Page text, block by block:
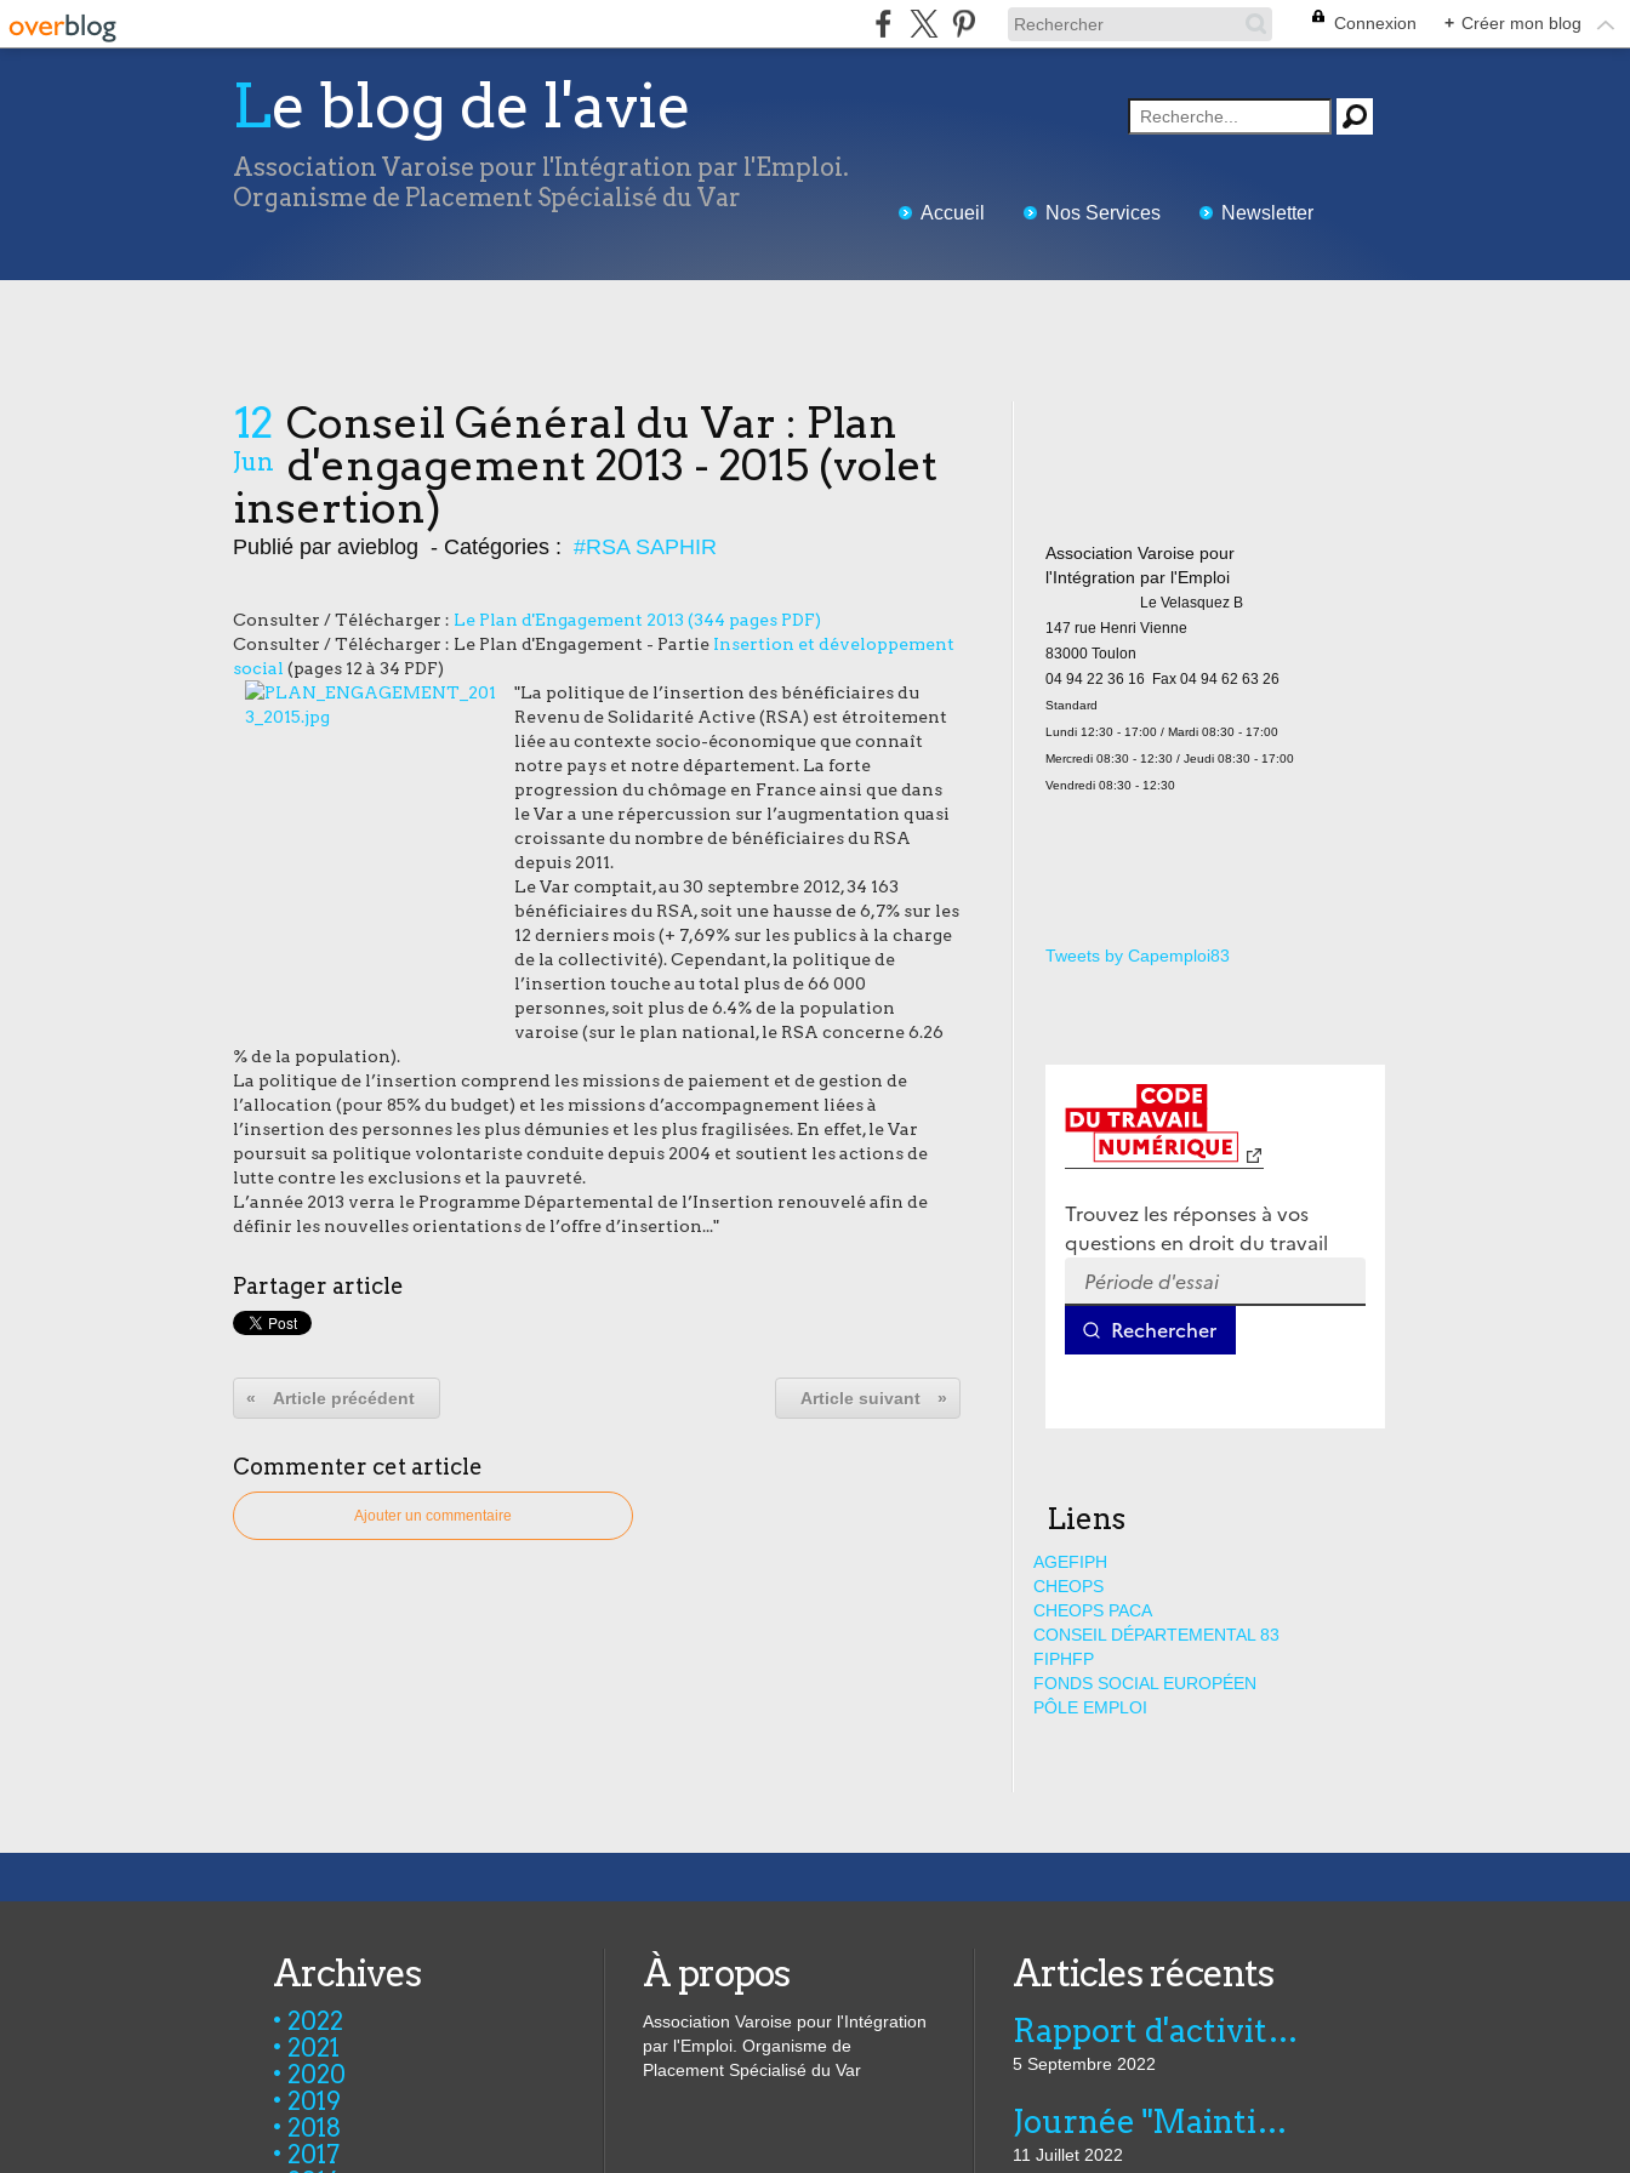
Connexion + Créer mon blog
Le blog de l'avie
Association Varoise pour l'Intégration par l'Emploi.
Organisme de Placement Spécialisé du Var
Accueil Nos Services Newsletter
12
Jun
Conseil Général du Var : Plan
d'engagement 2013 - 2015 (volet
insertion)
Publié par avieblog - Catégories : #RSA SAPHIR
Consulter / Télécharger : Le Plan d'Engagement 2013 (344 pages PDF)
Consulter / Télécharger : Le Plan d'Engagement - Partie Insertion et développement
social (pages 12 à 34 PDF)
"La politique de l’insertion des bénéficiaires du
Revenu de Solidarité Active (RSA) est étroitement
liée au contexte socio-économique que connaît
notre pays et notre département. La forte
progression du chômage en France ainsi que dans
le Var a une répercussion sur l’augmentation quasi
croissante du nombre de bénéficiaires du RSA
depuis 2011.
Le Var comptait, au 30 septembre 2012, 34 163
bénéficiaires du RSA, soit une hausse de 6,7% sur les
12 derniers mois (+ 7,69% sur les publics à la charge
de la collectivité). Cependant, la politique de
l’insertion touche au total plus de 66 000
personnes, soit plus de 6.4% de la population
varoise (sur le plan national, le RSA concerne 6.26
% de la population).
La politique de l’insertion comprend les missions de paiement et de gestion de
l’allocation (pour 85% du budget) et les missions d’accompagnement liées à
l’insertion des personnes les plus démunies et les plus fragilisées. En effet, le Var
poursuit sa politique volontariste conduite depuis 2004 et soutient les actions de
lutte contre les exclusions et la pauvreté.
L’année 2013 verra le Programme Départemental de l’Insertion renouvelé afin de
définir les nouvelles orientations de l’offre d’insertion..."
Partager article
« Article précédent Article suivant »
Commenter cet article
Ajouter un commentaire
Association Varoise pour
l'Intégration par l'Emploi
Le Velasquez B
147 rue Henri Vienne
83000 Toulon
04 94 22 36 16 Fax 04 94 62 63 26
Standard
Lundi 12:30 - 17:00 / Mardi 08:30 - 17:00
Mercredi 08:30 - 12:30 / Jeudi 08:30 - 17:00
Vendredi 08:30 - 12:30
Tweets by Capemploi83
Liens
AGEFIPH
CHEOPS
CHEOPS PACA
CONSEIL DÉPARTEMENTAL 83
FIPHFP
FONDS SOCIAL EUROPÉEN
PÔLE EMPLOI
Archives
2022
2021
2020
2019
2018
2017
À propos
Association Varoise pour l'Intégration
par l'Emploi. Organisme de
Placement Spécialisé du Var
Articles récents
Rapport d'activité de l'AVIE 2021
5 Septembre 2022
Journée "Maintien dans l’emploi, compensation et innovation technologique" du 07 juillet au CNFTP
11 Juillet 2022